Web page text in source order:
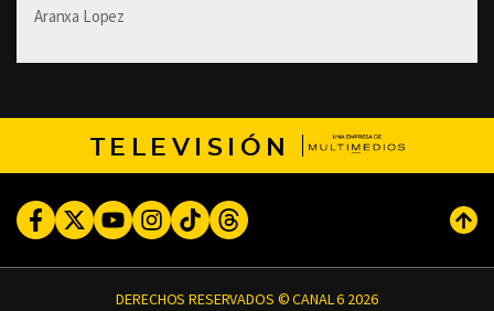
Aranxa Lopez
TELEVISIÓN
FacebookTwitterYoutubeInstagram
TikTokThreads
DERECHOS RESERVADOS © CANAL 6 2026